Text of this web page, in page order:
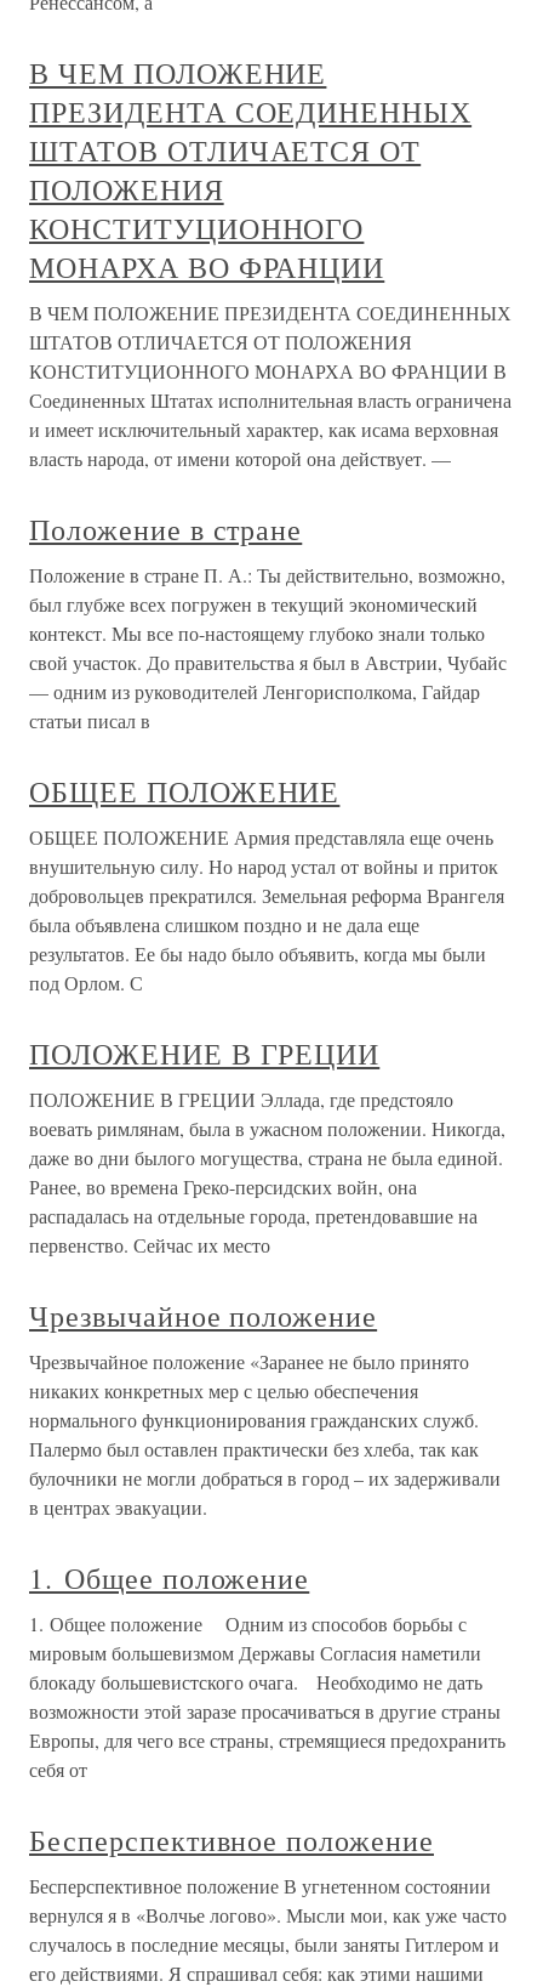
В ЧЕМ ПОЛОЖЕНИЕ
ПРЕЗИДЕНТА СОЕДИНЕННЫХ
ШТАТОВ ОТЛИЧАЕТСЯ ОТ
ПОЛОЖЕНИЯ
КОНСТИТУЦИОННОГО
МОНАРХА ВО ФРАНЦИИ
В ЧЕМ ПОЛОЖЕНИЕ ПРЕЗИДЕНТА СОЕДИНЕННЫХ
ШТАТОВ ОТЛИЧАЕТСЯ ОТ ПОЛОЖЕНИЯ
КОНСТИТУЦИОННОГО МОНАРХА ВО ФРАНЦИИ В
Соединенных Штатах исполнительная власть ограничена
и имеет исключительный характер, как исама верховная
власть народа, от имени которой она действует. —
Положение в стране
Положение в стране П. А.: Ты действительно, возможно,
был глубже всех погружен в текущий экономический
контекст. Мы все по-настоящему глубоко знали только
свой участок. До правительства я был в Австрии, Чубайс
— одним из руководителей Ленгорисполкома, Гайдар
статьи писал в
ОБЩЕЕ ПОЛОЖЕНИЕ
ОБЩЕЕ ПОЛОЖЕНИЕ Армия представляла еще очень
внушительную силу. Но народ устал от войны и приток
добровольцев прекратился. Земельная реформа Врангеля
была объявлена слишком поздно и не дала еще
результатов. Ее бы надо было объявить, когда мы были
под Орлом. С
ПОЛОЖЕНИЕ В ГРЕЦИИ
ПОЛОЖЕНИЕ В ГРЕЦИИ Эллада, где предстояло
воевать римлянам, была в ужасном положении. Никогда,
даже во дни былого могущества, страна не была единой.
Ранее, во времена Греко-персидских войн, она
распадалась на отдельные города, претендовавшие на
первенство. Сейчас их место
Чрезвычайное положение
Чрезвычайное положение «Заранее не было принято
никаких конкретных мер с целью обеспечения
нормального функционирования гражданских служб.
Палермо был оставлен практически без хлеба, так как
булочники не могли добраться в город – их задерживали
в центрах эвакуации.
1. Общее положение
1. Общее положение Одним из способов борьбы с
мировым большевизмом Державы Согласия наметили
блокаду большевистского очага. Необходимо не дать
возможности этой заразе просачиваться в другие страны
Европы, для чего все страны, стремящиеся предохранить
себя от
Бесперспективное положение
Бесперспективное положение В угнетенном состоянии
вернулся я в «Волчье логово». Мысли мои, как уже часто
случалось в последние месяцы, были заняты Гитлером и
его действиями. Я спрашивал себя: как этими нашими